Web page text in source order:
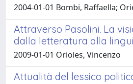
2004-01-01 Bombi, Raffaella;
Attraverso Pasolini. La
dalla letteratura alla
2009-01-01 Orioles, Vincenzo
Attualità del lessico